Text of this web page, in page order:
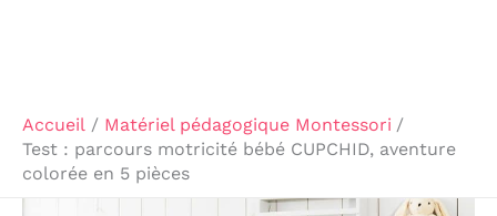
Accueil
Matériel pédagogique Montessori
Test : parcours motricité bébé CUPCHID, aventure
colorée en 5 pièces